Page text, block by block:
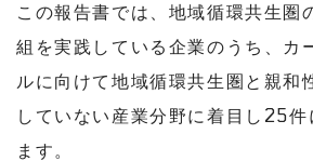
この報告書では、地域循環共生圏
組を実践している企業のうち、カ
ルに向けて地域循環共生圏と親和
していない産業分野に着目し25
ます。